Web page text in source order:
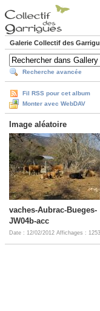
Galerie Collectif des
Recherche avancée
Fil RSS pour cet album
Monter avec WebDAV
Image aléatoire
vaches-Aubrac-Bueges-
JW04b-acc
Date : 12/02/2012 Affichages :